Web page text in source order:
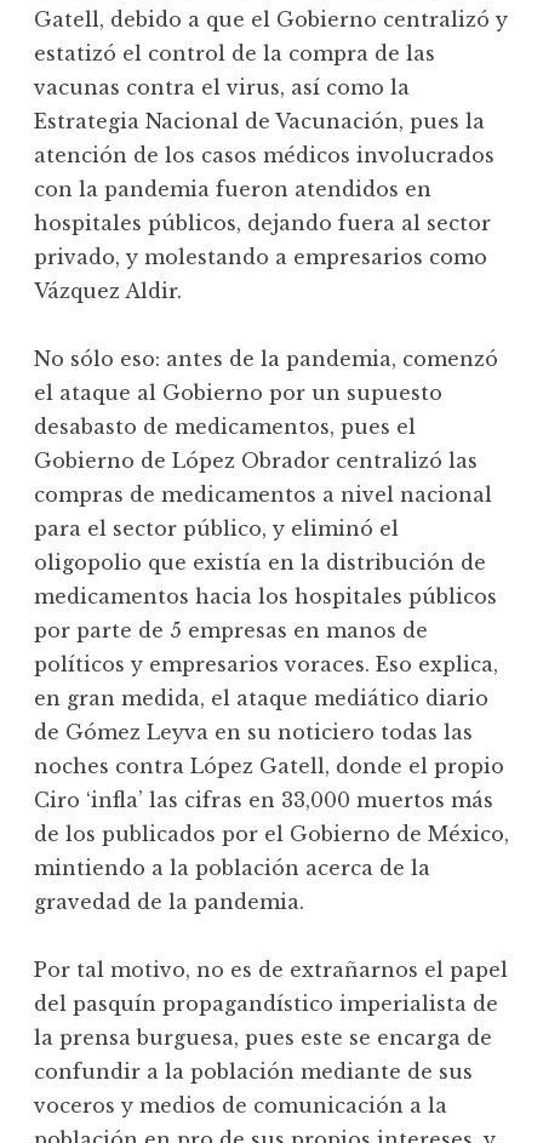
Gatell, debido a que el Gobierno centralizó y
estatizó el control de la compra de las
vacunas contra el virus, así como la
Estrategia Nacional de Vacunación, pues la
atención de los casos médicos involucrados
con la pandemia fueron atendidos en
hospitales públicos, dejando fuera al sector
privado, y molestando a empresarios como
Vázquez Aldir.
No sólo eso: antes de la pandemia, comenzó
el ataque al Gobierno por un supuesto
desabasto de medicamentos, pues el
Gobierno de López Obrador centralizó las
compras de medicamentos a nivel nacional
para el sector público, y eliminó el
oligopolio que existía en la distribución de
medicamentos hacia los hospitales públicos
por parte de 5 empresas en manos de
políticos y empresarios voraces. Eso explica,
en gran medida, el ataque mediático diario
de Gómez Leyva en su noticiero todas las
noches contra López Gatell, donde el propio
Ciro ‘infla’ las cifras en 33,000 muertos más
de los publicados por el Gobierno de México,
mintiendo a la población acerca de la
gravedad de la pandemia.
Por tal motivo, no es de extrañarnos el papel
del pasquín propagandístico imperialista de
la prensa burguesa, pues este se encarga de
confundir a la población mediante de sus
voceros y medios de comunicación a la